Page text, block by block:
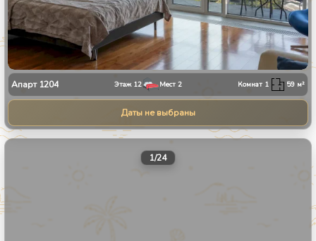
Апарт 1204 Этаж 12 Мест 2 Комнат 1 59 м²
Даты не выбраны
1/24